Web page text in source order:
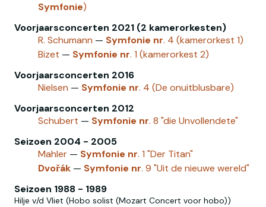
Symfonie)
Voorjaarsconcerten 2021 (2 kamerorkesten)
R. Schumann — Symfonie nr. 4 (kamerorkest 1)
Bizet — Symfonie nr. 1 (kamerorkest 2)
Voorjaarsconcerten 2016
Nielsen — Symfonie nr. 4 (De onuitblusbare)
Voorjaarsconcerten 2012
Schubert — Symfonie nr. 8 "die Unvollendete"
Seizoen 2004 - 2005
Mahler — Symfonie nr. 1 "Der Titan"
Dvořák — Symfonie nr. 9 "Uit de nieuwe wereld"
Seizoen 1988 - 1989
Hilje v/d Vliet (Hobo solist (Mozart Concert voor hobo))